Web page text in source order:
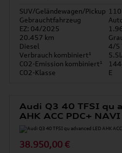
SUV/Geländewagen/Pickup
Gebrauchtfahrzeug
EZ: 04/2025
20.457 km
Diesel
4/5
Verbrauch kombiniert¹
CO2-Emission kombiniert¹
CO2-Klasse
E
Audi Q3 40 TFSI qu
AHK ACC PDC+
38.950,00 €